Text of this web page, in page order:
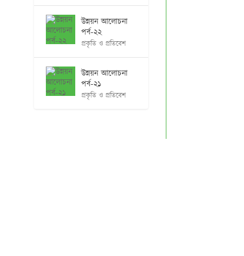
উন্নয়ন আলোচনা
পর্ব-২২
প্রকৃতি ও প্রতিবেশ
উন্নয়ন আলোচনা
পর্ব-২১
প্রকৃতি ও প্রতিবেশ